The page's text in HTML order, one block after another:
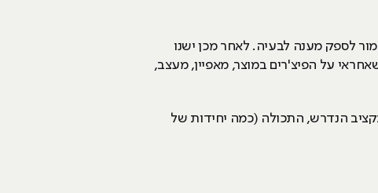
לספק מענה לבעיה. לאחר מכן ישנו
על הפיצ'רים במוצר, מאפיין, מעצב,
הנדרש, התכולה (כמה יחידות של